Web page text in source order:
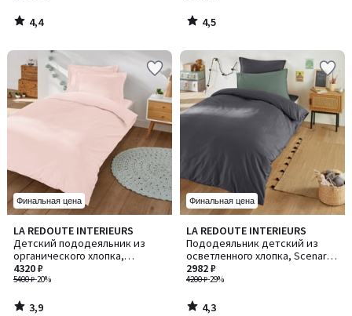
4,4
/
4,5
/
Финальная цена
LA REDOUTE INTERIEURS
Детский пододеяльник из
органического хлопка,
Scenario / Сценарио
5400 ₽-20%
4320 ₽
3,9
/ 5
3,9
/
Финальная цена
LA REDOUTE INTERIEURS
Пододеяльник детский из
осветленного хлопка, Scenario
/ Сценарио
4200 ₽-29%
2982 ₽
4,3
/ 5
4,3
/